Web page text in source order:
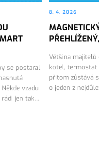
se postaral
vzadu
jen tak
8. 4. 2026
Většina
kotel, termostat
přitom zůstává
o jeden z